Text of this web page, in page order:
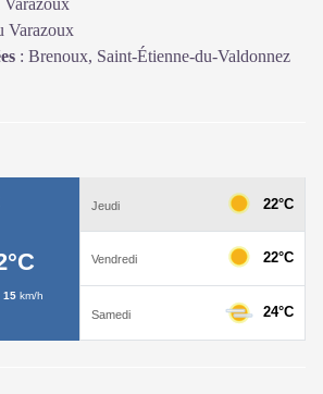
Varazoux
: Brenoux, Saint-Étienne-du-Valdonnez